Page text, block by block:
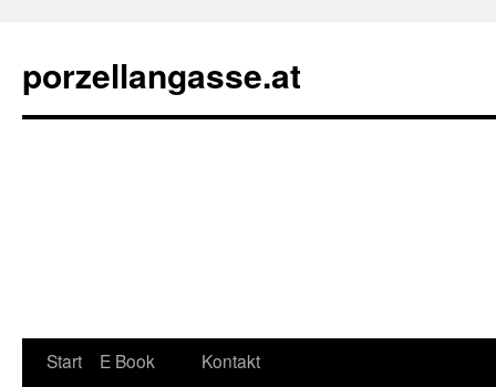
porzellangasse.at
Zum
Start
E Book
Kontakt